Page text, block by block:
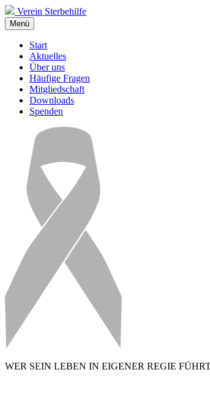
Verein Sterbehilfe
Menü
Start
Aktuelles
Über uns
Häufige Fragen
Mitgliedschaft
Downloads
Spenden
WER SEIN LEBEN IN EIGENER REGIE